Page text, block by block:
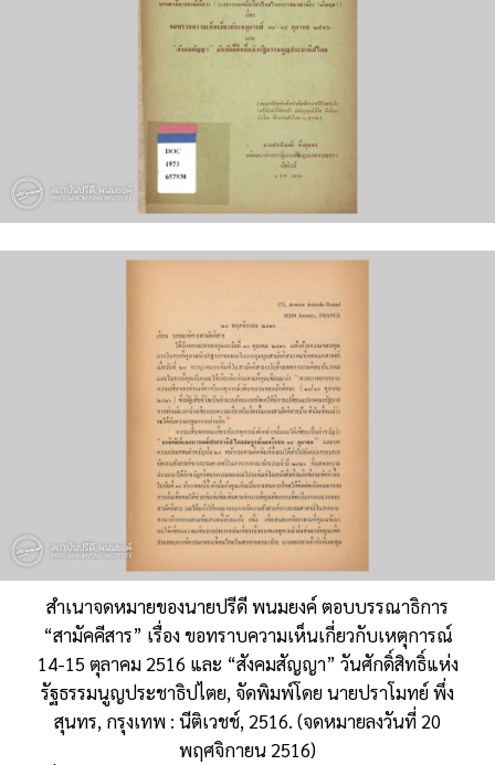
สำเนาจดหมายของนายปรีดี พนมยงค์ ตอบบรรณาธิการ
“สามัคคีสาร” เรื่อง ขอทราบความเห็นเกี่ยวกับเหตุการณ์
14-15 ตุลาคม 2516 และ “สังคมสัญญา” วันศักดิ์สิทธิ์แห่ง
รัฐธรรมนูญประชาธิปไตย, จัดพิมพ์โดย นายปราโมทย์ พึ่ง
สุนทร, กรุงเทพ : นีติเวชช์, 2516. (จดหมายลงวันที่ 20
พฤศจิกายน 2516)